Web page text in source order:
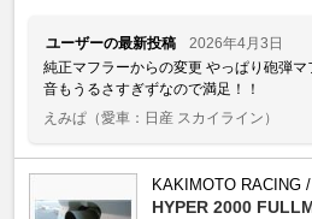
ユーザーの最新投稿
2026年4月3日
純正マフラーからの変更 やっぱり砲弾マ
音もうるさすぎずなので満足！！
えみぱ （愛車：日産 スカイライン）
KAKIMOTO RACING
HYPER 2000